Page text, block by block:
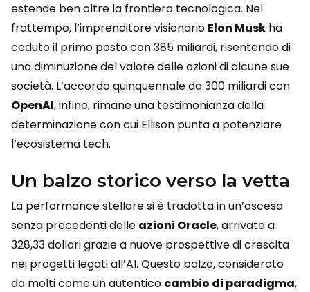
estende ben oltre la frontiera tecnologica. Nel
frattempo, l’imprenditore visionario Elon Musk ha
ceduto il primo posto con 385 miliardi, risentendo di
una diminuzione del valore delle azioni di alcune sue
società. L’accordo quinquennale da 300 miliardi con
OpenAI, infine, rimane una testimonianza della
determinazione con cui Ellison punta a potenziare
l’ecosistema tech.
Un balzo storico verso la vetta
La performance stellare si è tradotta in un’ascesa
senza precedenti delle azioni Oracle, arrivate a
328,33 dollari grazie a nuove prospettive di crescita
nei progetti legati all’AI. Questo balzo, considerato
da molti come un autentico cambio di paradigma,